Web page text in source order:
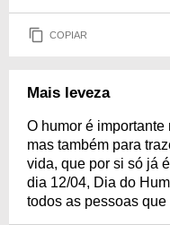
COPIAR
Mais leveza
O humor é importante
mas também para
vida, que por si só já
dia 12/04, Dia do
todos as pessoas que